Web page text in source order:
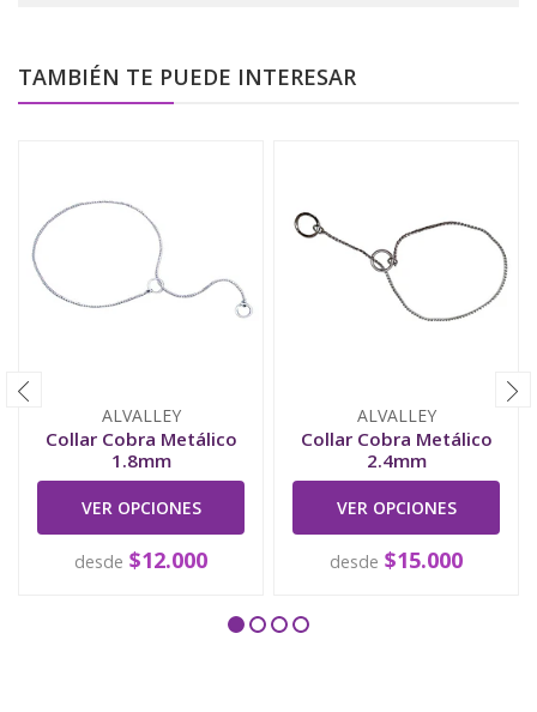
TAMBIÉN TE PUEDE INTERESAR
ALVALLEY
Collar Cobra Metálico
1.8mm
VER OPCIONES
desde $12.000
ALVALLEY
Collar Cobra Metálico
2.4mm
VER OPCIONES
desde $15.000